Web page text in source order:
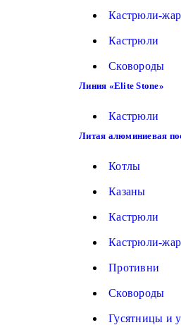
Кастрюли-
Кастрюли
Сковороды
Линия «Elite Stone»
Кастрюли
Литая алюминиевая
Котлы
Казаны
Кастрюли
Кастрюли-
Противни
Сковороды
Гусятницы и